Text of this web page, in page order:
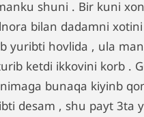
shuni . Bir kuni
bilan dadamni
yuribti hovlida , ula
ketdi ikkovini korb .
bunaqa kiyinb
desam , shu payt 3ta